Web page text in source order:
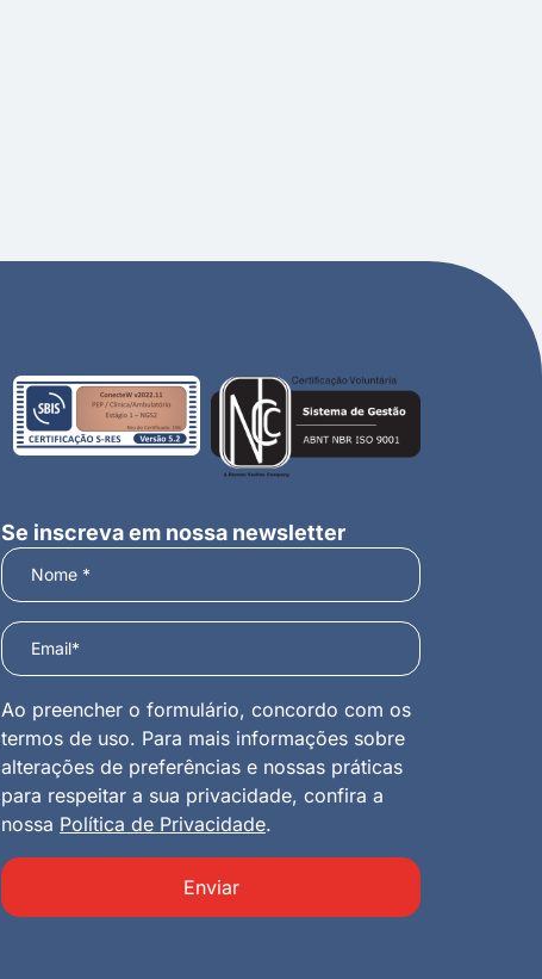
Se inscreva em nossa newsletter
Ao preencher o formulário, concordo com os
termos de uso. Para mais informações sobre
alterações de preferências e nossas práticas
para respeitar a sua privacidade, confira a
nossa Política de Privacidade.
Enviar